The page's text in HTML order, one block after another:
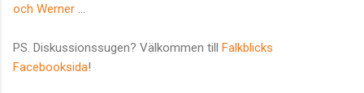
och Werner
PS. Diskussionssugen? Välkommen till Falkblicks
Facebooksida!